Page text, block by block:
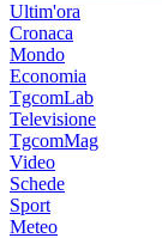
Ultim'ora
Cronaca
Mondo
Economia
TgcomLab
Televisione
TgcomMag
Video
Schede
Sport
Meteo